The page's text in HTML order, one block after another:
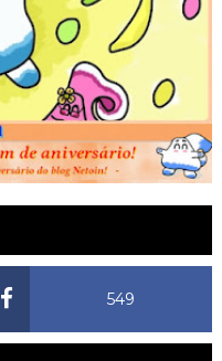
549